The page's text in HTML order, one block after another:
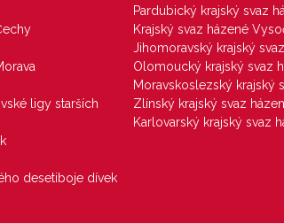
ligy starších
desetiboje dívek
Pardubický krajský svaz
Krajský svaz házené
Jihomoravský krajský
Olomoucký krajský svaz
Moravskoslezský krajský
Zlínský krajský svaz
Karlovarský krajský svaz